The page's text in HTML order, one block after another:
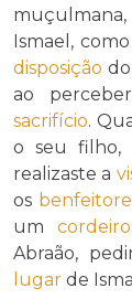
Ismael,
disposição
ao
sacrifício.
o seu filho,
realizaste a
os
um cordeiro
Abraão,
lugar de